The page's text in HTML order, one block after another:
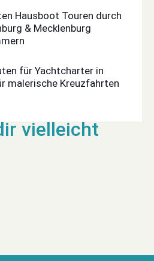
Hausboot Touren durch
& Mecklenburg
für Yachtcharter in
malerische Kreuzfahrten